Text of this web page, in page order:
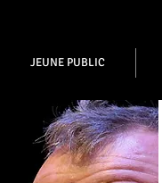
JEUNE PUBLIC